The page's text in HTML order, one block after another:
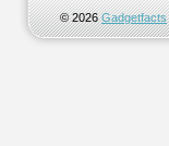
© 2026Gadgetfacts